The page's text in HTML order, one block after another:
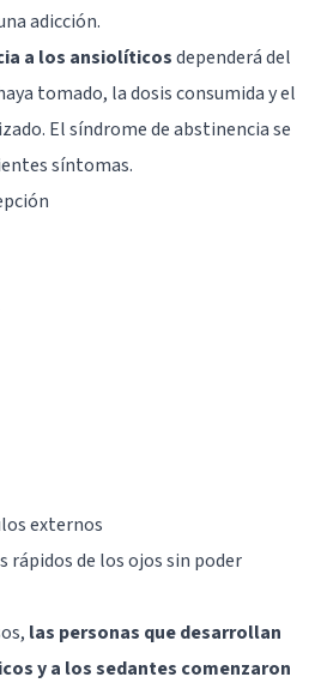
adicción.
a los ansiolíticosdependerá del
tomado, la dosis consumida y el
El síndrome de abstinencia se
síntomas.
externos
de los ojos sin poder
las personas que desarrollan
y a los sedantes comenzaron